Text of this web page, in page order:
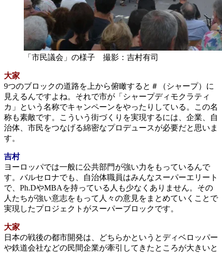
「市民議会」の様子 撮影：吉村有司
大家
9つのブロックの道路を上から俯瞰すると＃（シャープ）に
見えるんですよね。それで市が「シャープディモクラティ
カ」という名称でキャンペーンをやったりしている。この名
称も素敵です。こういう街づくりを実現するには、企業、自
治体、市民をつなげる綿密なプロデュースが必要だと思いま
す。
吉村
ヨーロッパでは一般に公共部門が強い力をもっているんで
す。バルセロナでも、自治体職員はみんなスーパーエリート
で、Ph.DやMBAを持っている人も少なくありません。その
人たちが強い意志をもって人々の意見をまとめていくことで
実現したプロジェクトがスーパーブロックです。
大家
日本の戦後の都市開発は、どちらかというとディベロッパー
や鉄道会社などの民間企業が牽引してきたところが大きいと